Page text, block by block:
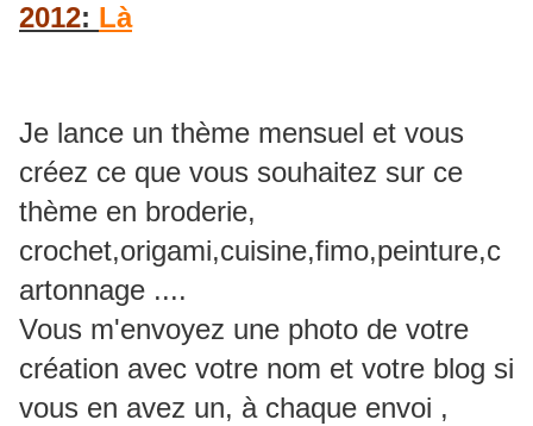
2012: Là
Je lance un thème mensuel et vous
créez ce que vous souhaitez sur ce
thème en broderie,
crochet,origami,cuisine,fimo,peinture,c
artonnage ....
Vous m'envoyez une photo de votre
création avec votre nom et votre blog si
vous en avez un, à chaque envoi ,